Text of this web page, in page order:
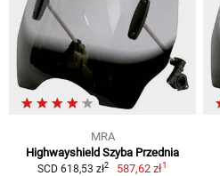
MRA
Highwayshield Szyba Przednia
SCD 618,53 zł2 587,62 zł1